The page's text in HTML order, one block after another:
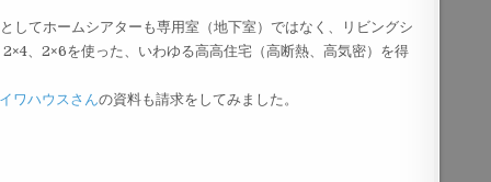
してホームシアターも専用室（地下室）ではなく、リビングシ
、2×6を使った、いわゆる高高住宅（高断熱、高気密）を得
ワハウスさんの資料も請求をしてみました。